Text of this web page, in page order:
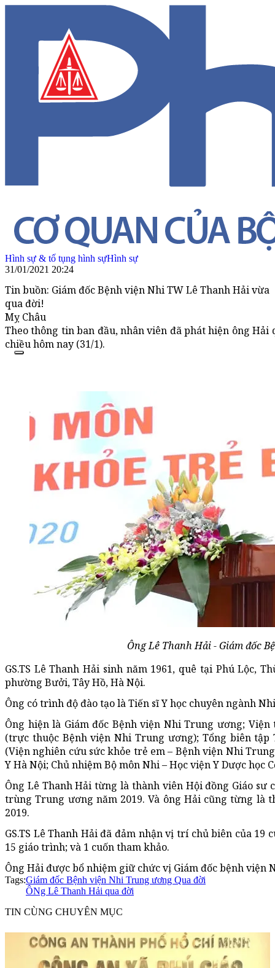
Hình sự & tố tụng hình sựHình sự
31/01/2021 20:24
Tin buồn: Giám đốc Bệnh viện Nhi TW Lê Thanh Hải vừa
qua đời!
Mỵ Châu
Theo thông tin ban đầu, nhân viên đã phát hiện ông
chiều hôm nay (31/1).
Ông Lê Thanh Hải - Giám đốc
GS.TS Lê Thanh Hải sinh năm 1961, quê tại Phú Lộc,
phường Bưởi, Tây Hồ, Hà Nội.
Ông có trình độ đào tạo là Tiến sĩ Y học chuyên ngành
Ông hiện là Giám đốc Bệnh viện Nhi Trung ương;
(trực thuộc Bệnh viện Nhi Trung ương); Tổng biên
(Viện nghiên cứu sức khỏe trẻ em – Bệnh viện Nhi
Y Hà Nội; Chủ nhiệm Bộ môn Nhi – Học viện Y Dược học
Ông Lê Thanh Hải từng là thành viên Hội đồng Giáo sư
trùng Trung ương năm 2019. Và ông Hải cũng từng là
2019.
GS.TS Lê Thanh Hải đã đảm nhận vị trí chủ biên của 19
15 giáo trình; và 1 cuốn tham khảo.
Ông Hải được bổ nhiệm giữ chức vị Giám đốc bệnh viện
Tags:Giám đốc Bệnh viện Nhi Trung ương Qua đời
ÔNg Lê Thanh Hải qua đời
TIN CÙNG CHUYÊN MỤC